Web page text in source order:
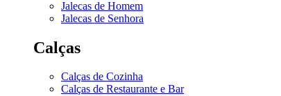
Jalecas de Homem
Jalecas de Senhora
Calças
Calças de Cozinha
Calças de Restaurante e Bar